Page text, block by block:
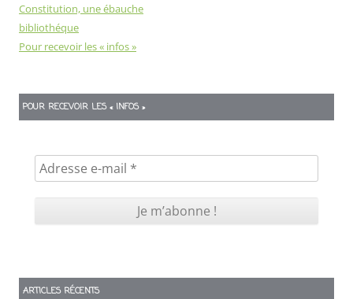
Constitution, une ébauche
bibliothéque
Pour recevoir les « infos »
POUR RECEVOIR LES « INFOS »
ARTICLES RÉCENTS